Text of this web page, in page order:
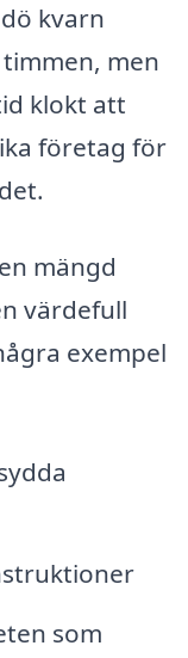
kvarn
men
klokt att
företag för
mängd
värdefull
exempel
som